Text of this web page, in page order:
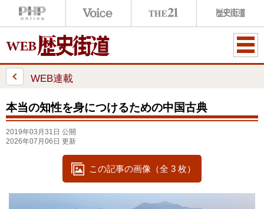
ME
WEB連載
本当の知性を身につけるための中国古典
2019年03月31日 公開
2026年07月06日 更新
この記事の画像（全 3 枚）